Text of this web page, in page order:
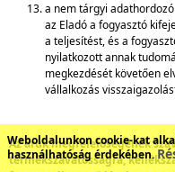
Weboldalunkon cookie-kat
használhatóság érdekében.
a nem tárgyi
az Eladó a fogyasztó
a teljesítést, és a
nyilatkozott annak
megkezdését követően
vállalkozás
Az áruk megfelelőségének
termékszavatosságra,